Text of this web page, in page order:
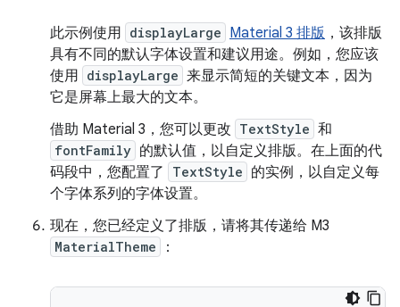
此示例使用 displayLarge Material 3 排版 ，该排版
具有不同的默认字体设置和建议用途。例如，您应该
使用 displayLarge 来显示简短的关键文本，因为
它是屏幕上最大的文本。
借助 Material 3，您可以更改 TextStyle 和
fontFamily 的默认值，以自定义排版。在上面的代
码段中，您配置了
TextStyle 的实例，以自定义每
个字体系列的字体设置。
现在，您已经定义了排版，请将其传递给 M3
MaterialTheme ：